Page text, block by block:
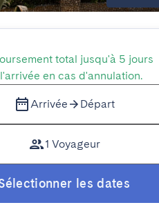
total jusqu'à 5 jours
en cas d'annulation.
Arrivée Départ
1 Voyageur
les dates